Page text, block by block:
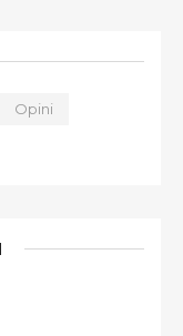
Opini